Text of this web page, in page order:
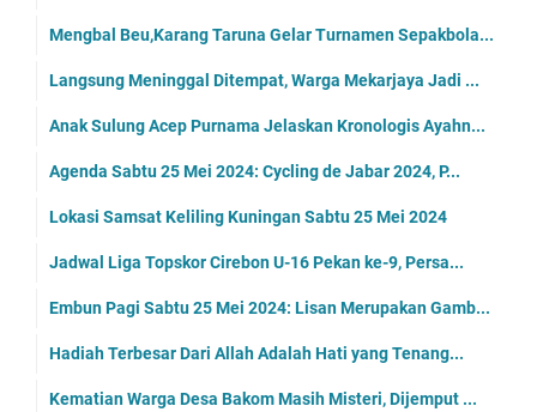
Mengbal Beu,Karang Taruna Gelar Turnamen Sepakbola...
Langsung Meninggal Ditempat, Warga Mekarjaya Jadi ...
Anak Sulung Acep Purnama Jelaskan Kronologis Ayahn...
Agenda Sabtu 25 Mei 2024: Cycling de Jabar 2024, P...
Lokasi Samsat Keliling Kuningan Sabtu 25 Mei 2024
Jadwal Liga Topskor Cirebon U-16 Pekan ke-9, Persa...
Embun Pagi Sabtu 25 Mei 2024: Lisan Merupakan Gamb...
Hadiah Terbesar Dari Allah Adalah Hati yang Tenang...
Kematian Warga Desa Bakom Masih Misteri, Dijemput ...